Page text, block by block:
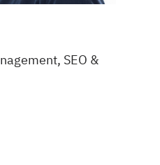
SEO &